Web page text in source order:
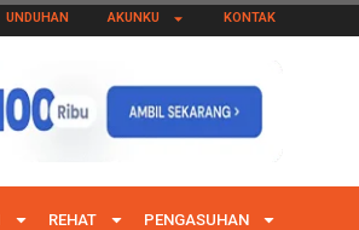
UNDUHAN AKUNKU KONTAK
REHAT PENGASUHAN